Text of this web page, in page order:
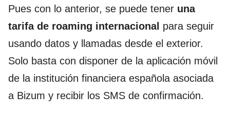
Pues con lo anterior, se puede tener una
tarifa de roaming internacional para seguir
usando datos y llamadas desde el exterior.
Solo basta con disponer de la aplicación móvil
de la institución financiera española asociada
a Bizum y recibir los SMS de confirmación.